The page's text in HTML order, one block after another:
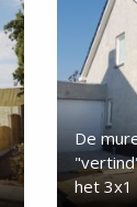
De
het